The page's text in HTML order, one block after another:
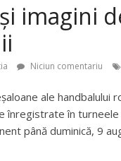
imagini
Niciun comentariu
ale
în turneele
până duminică, 9